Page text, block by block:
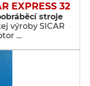
EXPRESS 32
stroje
výroby SICAR
…